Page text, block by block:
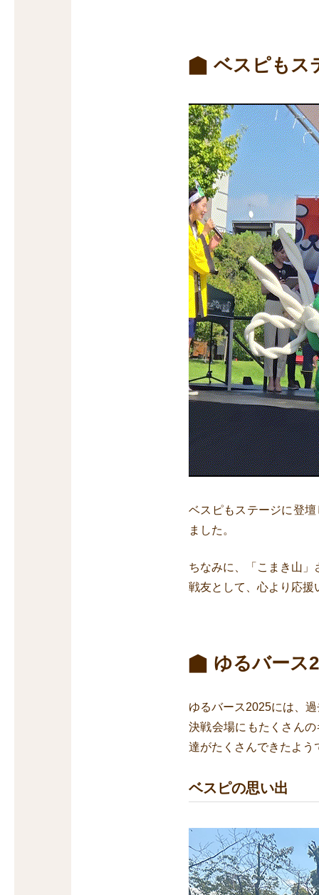
ベスピもス
ベスピもステージに登
ました。
ちなみに、「こまき山
戦友として、心より応援
ゆるバース
ゆるバース2025には、
決戦会場にもたくさん
達がたくさんできたよう
ベスピの思い出